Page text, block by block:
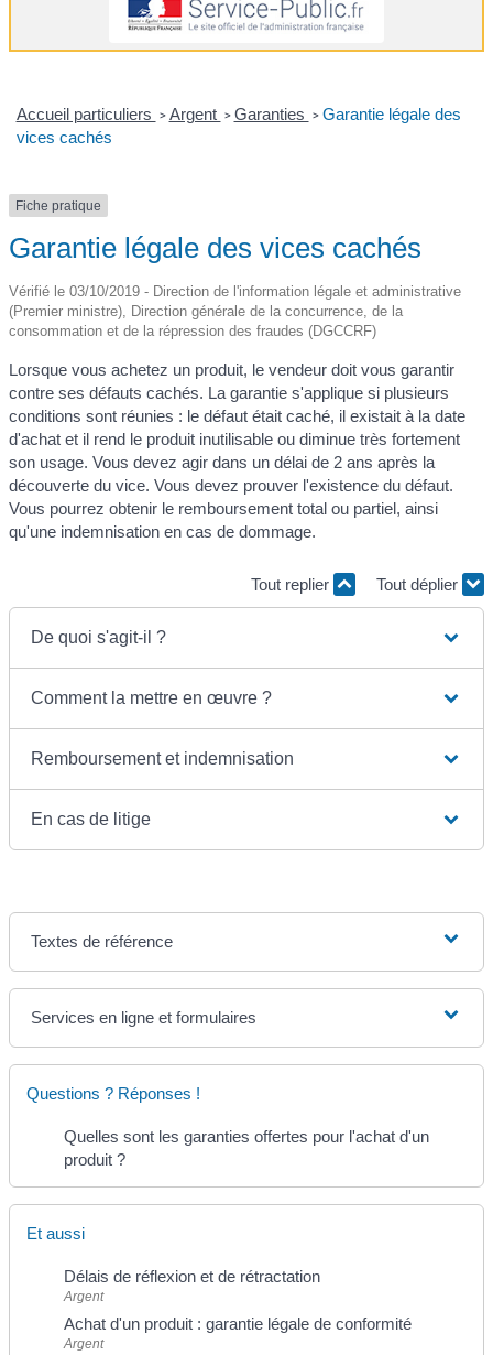
Accueil particuliers > Argent > Garanties > Garantie légale des
vices cachés
Fiche pratique
Garantie légale des vices cachés
Vérifié le 03/10/2019 - Direction de l'information légale et administrative
(Premier ministre), Direction générale de la concurrence, de la
consommation et de la répression des fraudes (DGCCRF)
Lorsque vous achetez un produit, le vendeur doit vous garantir
contre ses défauts cachés. La garantie s'applique si plusieurs
conditions sont réunies : le défaut était caché, il existait à la date
d'achat et il rend le produit inutilisable ou diminue très fortement
son usage. Vous devez agir dans un délai de 2 ans après la
découverte du vice. Vous devez prouver l'existence du défaut.
Vous pourrez obtenir le remboursement total ou partiel, ainsi
qu'une indemnisation en cas de dommage.
Tout replier Tout déplier
De quoi s'agit-il ?
Comment la mettre en œuvre ?
Remboursement et indemnisation
En cas de litige
Textes de référence
Services en ligne et formulaires
Questions ? Réponses !
Quelles sont les garanties offertes pour l'achat d'un
produit ?
Et aussi
Délais de réflexion et de rétractation
Argent
Achat d'un produit : garantie légale de conformité
Argent